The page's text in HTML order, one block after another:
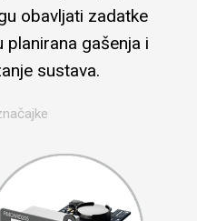
obavljati zadatke
planirana gašenja i
sustava.